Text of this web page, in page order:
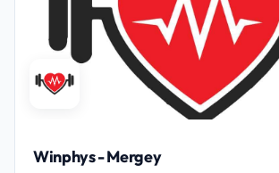
Winphys - Mergey